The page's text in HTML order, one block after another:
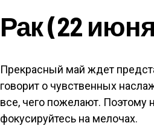
Рак (22
Прекрасный май ждет
говорит о чувственных
все, чего пожелают.
фокусируйтесь на мелочах.